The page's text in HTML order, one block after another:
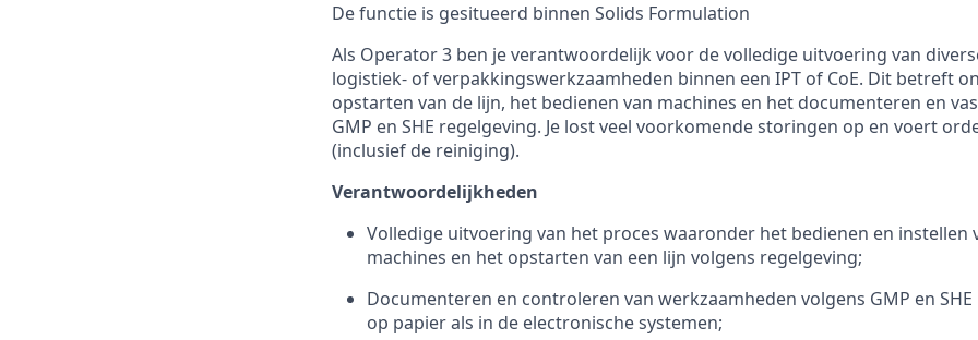
De functie is gesitueerd binnen Solids Formulation
Als Operator 3 ben je verantwoordelijk voor de volledige uitvoering van
logistiek- of verpakkingswerkzaamheden binnen een IPT of CoE. Dit betreft
opstarten van de lijn, het bedienen van machines en het documenteren en
GMP en SHE regelgeving. Je lost veel voorkomende storingen op en voert
(inclusief de reiniging).
Verantwoordelijkheden
Volledige uitvoering van het proces waaronder het bedienen en instellen
machines en het opstarten van een lijn volgens regelgeving;
Documenteren en controleren van werkzaamheden volgens GMP en
op papier als in de electronische systemen;